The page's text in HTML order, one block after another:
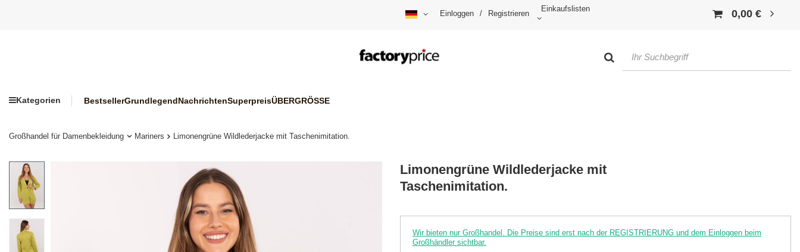
Einloggen / Registrieren
Einkaufslisten 0,00 €
Kategorien BestsellerGrundlegendNachrichtenSuperpreisÜBERGRÖSSE
Großhandel für Damenbekleidung Mariners Limonengrüne Wildlederjacke mit Taschenimitation.
Limonengrüne Wildlederjacke mit
Taschenimitation.
Wir bieten nur Großhandel. Die Preise sind erst nach der REGISTRIERUNG und dem Einloggen beim
Großhändler sichtbar.